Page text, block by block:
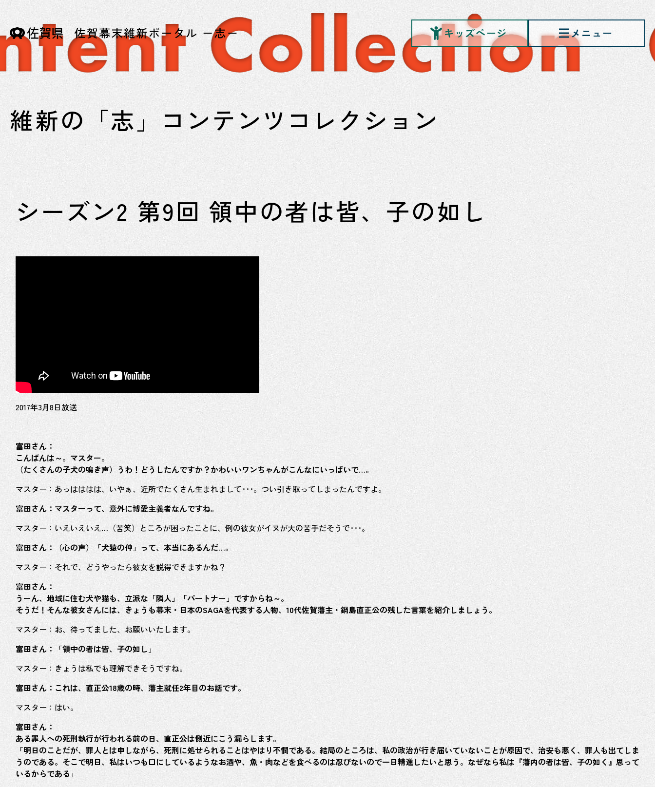
キッズページ
維新の「志」コンテンツコレクション
シーズン2 第9回 領中の者は皆、子の如し
2017年3月8日放送
富田さん：
こんばんは～。マスター。
（たくさんの子犬の鳴き声）うわ！どうしたんですか？かわいいワンちゃんがこんなにいっぱいで…。
マスター：あっはははは、いやぁ、近所でたくさん生まれまして･･･。つい引き取ってしまったんですよ。
富田さん：マスターって、意外に博愛主義者なんですね。
マスター：いえいえいえ…（苦笑）ところが困ったことに、例の彼女がイヌが大の苦手だそうで･･･。
富田さん：（心の声）「犬猿の仲」って、本当にあるんだ…。
マスター：それで、どうやったら彼女を説得できますかね？
富田さん：
うーん、地域に住む犬や猫も、立派な「隣人」「パートナー」ですからね～。
そうだ！そんな彼女さんには、きょうも幕末・日本のSAGAを代表する人物、10代佐賀藩主・鍋島直正公の残した言葉を紹介しましょう。
マスター：お、待ってました、お願いいたします。
富田さん：「領中の者は皆、子の如し」
マスター：きょうは私でも理解できそうですね。
富田さん：これは、直正公18歳の時、藩主就任2年目のお話です。
マスター：はい。
富田さん：
ある罪人への死刑執行が行われる前の日、直正公は側近にこう漏らします。
「明日のことだが、罪人とは申しながら、死刑に処せられることはやはり不憫である。結局のところは、私の政治が行き届いていないことが原因で、治安も悪く、罪人も出てしま
うのである。そこで明日、私はいつも口にしているようなお酒や、魚・肉などを食べるのは忍びないので一日精進したいと思う。なぜなら私は『藩内の者は皆、子の如く』思って
いるからである」